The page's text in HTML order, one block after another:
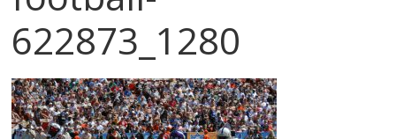
622873_1280